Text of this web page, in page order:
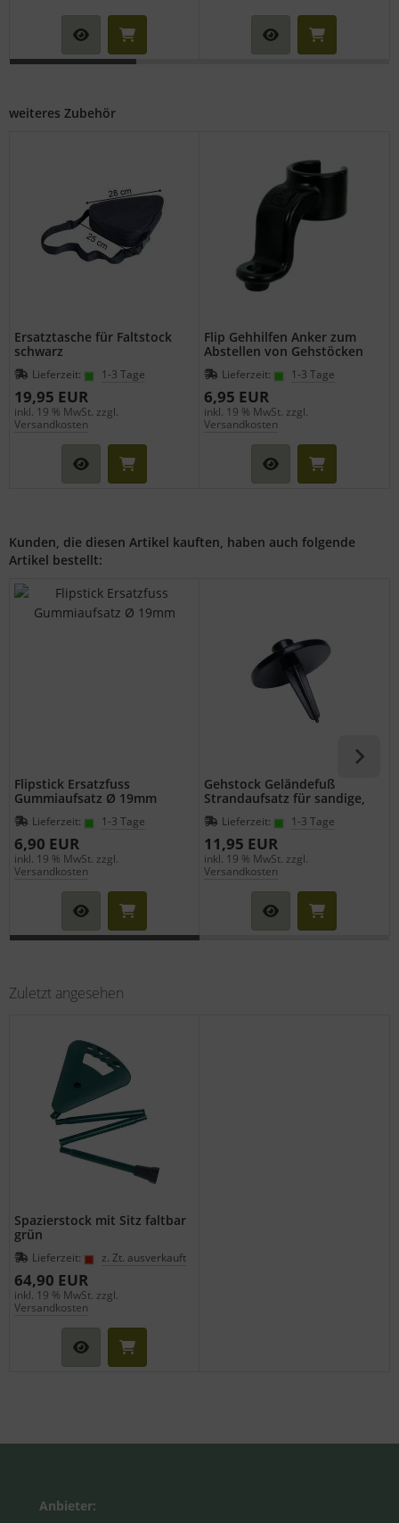
weiteres Zubehör
Ersatztasche für Faltstock
schwarz
Lieferzeit: 1-3 Tage
19,95 EUR
inkl. 19 % MwSt. zzgl.
Versandkosten
Flip Gehhilfen Anker zum
Abstellen von Gehstöcken
Lieferzeit: 1-3 Tage
6,95 EUR
inkl. 19 % MwSt. zzgl.
Versandkosten
Kunden, die diesen Artikel kauften, haben auch folgende
Artikel bestellt:
Flipstick Ersatzfuss
Gummiaufsatz Ø 19mm
Lieferzeit: 1-3 Tage
6,90 EUR
inkl. 19 % MwSt. zzgl.
Versandkosten
Gehstock Geländefuß
Strandaufsatz für sandige,
moorastige Böden für
Wanderstöcke mit
Durchmesser 19 mm
Lieferzeit: 1-3 Tage
11,95 EUR
inkl. 19 % MwSt. zzgl.
Versandkosten
Zuletzt angesehen
Spazierstock mit Sitz faltbar
grün
Lieferzeit: z. Zt. ausverkauft
64,90 EUR
inkl. 19 % MwSt. zzgl.
Versandkosten
Anbieter: